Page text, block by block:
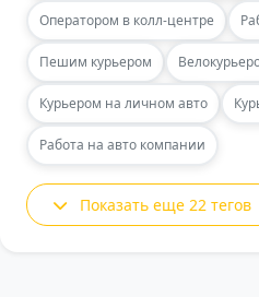
Оператором в колл-центре
Пешим курьером
Курьером на личном авто
Работа на авто компании
Показать еще 22 тегов